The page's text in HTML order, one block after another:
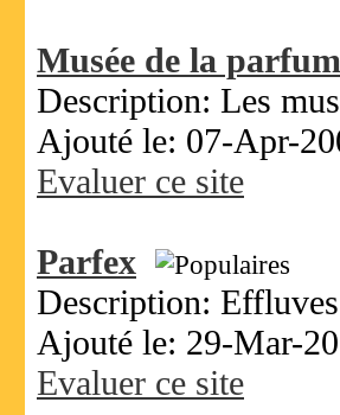
Musée de la
Description: Les
Ajouté le: 07-Apr-
Evaluer ce site
Parfex
Description:
Ajouté le: 29-Mar-
Evaluer ce site